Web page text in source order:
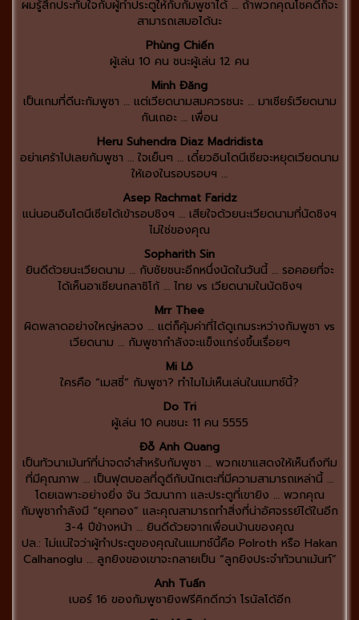
ผมรู้สึกประทับใจกับผู้ทำประตูให้กับกัมพูชาได้ … ถ้าพวกคุณโชคดีก็จะ
สามารถเสมอได้นะ
Phùng Chiến
ผู้เล่น 10 คน ชนะผู้เล่น 12 คน
Minh Đăng
เป็นเกมที่ดีนะกัมพูชา … แต่เวียดนามสมควรชนะ … มาเชียร์เวียดนาม
กันเถอะ … เพื่อน
Heru Suhendra Diaz Madridista
อย่าเศร้าไปเลยกัมพูชา … ใจเย็นๆ … เดี๋ยวอินโดนีเซียจะหยุดเวียดนาม
ให้เองในรอบรอบฯ …
Asep Rachmat Faridz
แน่นอนอินโดนีเซียได้เข้ารอบชิงฯ … เสียใจด้วยนะเวียดนามที่นัดชิงฯ
ไม่ใช่ของคุณ
Sopharith Sin
ยินดีด้วยนะเวียดนาม … กับชัยชนะอีกหนึ่งนัดในวันนี้ … รอคอยที่จะ
ได้เห็นอาเซียนกลาซิโก้ … ไทย vs เวียดนามในนัดชิงฯ
Mrr Thee
ผิดพลาดอย่างใหญ่หลวง … แต่ก็คุ้มค่าที่ได้ดูเกมระหว่างกัมพูชา vs
เวียดนาม … กัมพูชากำลังจะแข็งแกร่งขึ้นเรื่อยๆ
Mi Lô
ใครคือ “เมสซี่” กัมพูชา? ทำไมไม่เห็นเล่นในแมทช์นี้?
Do Tri
ผู้เล่น 10 คนชนะ 11 คน 5555
Đỗ Anh Quang
เป็นทัวนาเม้นท์ที่น่าจดจำสำหรับกัมพูชา … พวกเขาแสดงให้เห็นถึงทีม
ที่มีคุณภาพ … เป็นฟุตบอลที่ดูดีกับนักเตะที่มีความสามารถเหล่านี้ …
โดยเฉพาะอย่างยิ่ง จัน วัฒนากา และประตูที่เขายิง … พวกคุณ
กัมพูชากำลังมี “ยุคทอง” และคุณสามารถทำสิ่งที่น่าอัศจรรย์ได้ในอีก
3-4 ปีข้างหน้า … ยินดีด้วยจากเพื่อนบ้านของคุณ
ปล.: ไม่แน่ใจว่าผู้ทำประตูของคุณในแมทช์นี้คือ Polroth หรือ Hakan
Calhanoglu … ลูกยิงของเขาจะกลายเป็น “ลูกยิงประจำทัวนาเม้นท์”
Anh Tuấn
เบอร์ 16 ของกัมพูชายิงฟรีคิกดีกว่า โรนัลโด้อีก